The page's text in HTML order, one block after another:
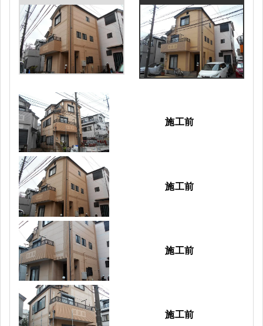
施工前
施工前
施工前
施工前